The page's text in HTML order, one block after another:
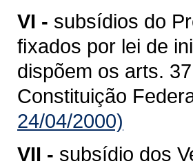
VI - subsídios do
ﬁxados por lei de
dispõem os arts.
Constituição
24/04/2000)
VII - subsídio dos